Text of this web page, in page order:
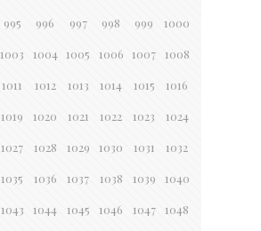
995 996 997 998 999 1000
1003 1004 1005 1006 1007 1008
1011 1012 1013 1014 1015 1016
1019 1020 1021 1022 1023 1024
1027 1028 1029 1030 1031 1032
1035 1036 1037 1038 1039 1040
1043 1044 1045 1046 1047 1048